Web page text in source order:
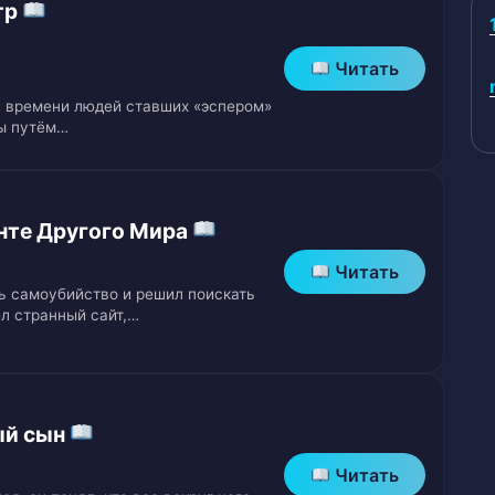
2
2
1)
2)
времени людей ставших «эспером»
путём…
Читать
Другого Мира
и решил поискать
странный сайт,…
Читать
сын
Читать